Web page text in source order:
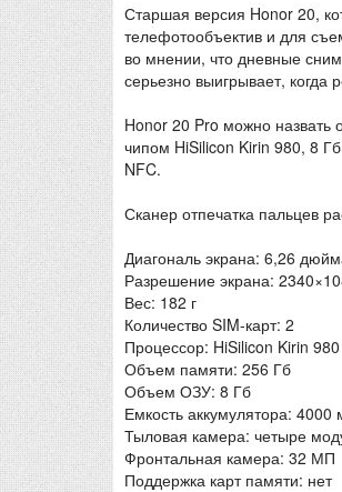
Старшая версия Honor 20,
телефотообъектив и для
во мнении, что дневные
серьезно выигрывает, когда
Honor 20 Pro можно назвать
чипом HiSilicon Kirin 980, 8
NFC.
Сканер отпечатка пальцев
Диагональ экрана: 6,26
Разрешение экрана:
Вес: 182 г
Количество SIM-карт: 2
Процессор: HiSilicon Kirin 980
Объем памяти: 256 Гб
Объем ОЗУ: 8 Гб
Емкость аккумулятора: 4000
Тыловая камера: четыре
Фронтальная камера: 32 МП
Поддержка карт памяти: нет